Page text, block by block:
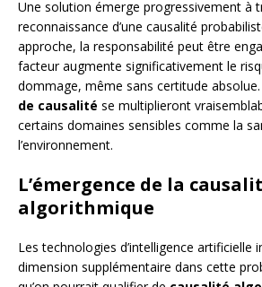
Une solution émerge progressivement à
reconnaissance d’une causalité
approche, la responsabilité peut être
facteur augmente significativement le
dommage, même sans certitude absolue.
de causalité se multiplieront
certains domaines sensibles comme la
l’environnement.
L’émergence de la
algorithmique
Les technologies d’intelligence artificielle
dimension supplémentaire dans cette